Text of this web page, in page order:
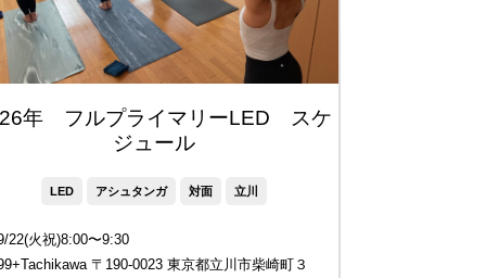
年 フルプライマリーLED スケ
ジュール
LED アシュタンガ 対面 立川
22(火祝)8:00〜9:30
〒190-0023 東京都立川市柴崎町３